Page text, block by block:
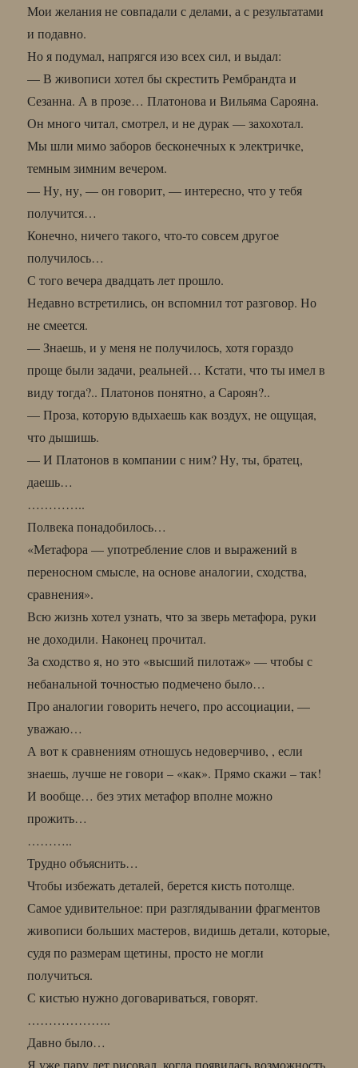
Мои желания не совпадали с делами, а с результатами
и подавно.
Но я подумал, напрягся изо всех сил, и выдал:
— В живописи хотел бы скрестить Рембрандта и
Сезанна. А в прозе… Платонова и Вильяма Сарояна.
Он много читал, смотрел, и не дурак — захохотал.
Мы шли мимо заборов бесконечных к электричке,
темным зимним вечером.
— Ну, ну, — он говорит, — интересно, что у тебя
получится…
Конечно, ничего такого, что-то совсем другое
получилось…
С того вечера двадцать лет прошло.
Недавно встретились, он вспомнил тот разговор. Но
не смеется.
— Знаешь, и у меня не получилось, хотя гораздо
проще были задачи, реальней… Кстати, что ты имел в
виду тогда?.. Платонов понятно, а Сароян?..
— Проза, которую вдыхаешь как воздух, не ощущая,
что дышишь.
— И Платонов в компании с ним? Ну, ты, братец,
даешь…
…………..
Полвека понадобилось…
«Метафора — употребление слов и выражений в
переносном смысле, на основе аналогии, сходства,
сравнения».
Всю жизнь хотел узнать, что за зверь метафора, руки
не доходили. Наконец прочитал.
За сходство я, но это «высший пилотаж» — чтобы с
небанальной точностью подмечено было…
Про аналогии говорить нечего, про ассоциации, —
уважаю…
А вот к сравнениям отношусь недоверчиво, , если
знаешь, лучше не говори – «как». Прямо скажи – так!
И вообще… без этих метафор вполне можно
прожить…
………..
Трудно объяснить…
Чтобы избежать деталей, берется кисть потолще.
Самое удивительное: при разглядывании фрагментов
живописи больших мастеров, видишь детали, которые,
судя по размерам щетины, просто не могли
получиться.
С кистью нужно договариваться, говорят.
………………..
Давно было…
Я уже пару лет рисовал, когда появилась возможность